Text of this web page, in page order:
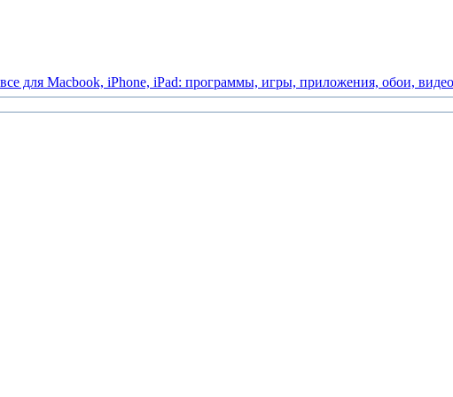
все для Macbook, iPhone, iPad: программы, игры, приложения, обои, видео